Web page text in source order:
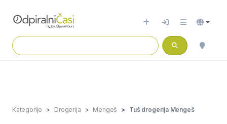
Kategorije Drogerija Mengeš Tuš drogerija Mengeš